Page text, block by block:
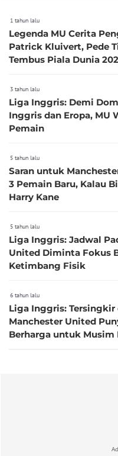
1 tahun lalu
Legenda MU Cerita
Patrick Kluivert, Pede
Tembus Piala Dunia
3 tahun lalu
Liga Inggris: Demi
Inggris dan Eropa, MU
Pemain
5 tahun lalu
Saran untuk
3 Pemain Baru, Kalau
Harry Kane
5 tahun lalu
Liga Inggris: Jadwal
United Diminta Fokus
Ketimbang Fisik
6 tahun lalu
Liga Inggris: Tersingkir
Manchester United
Berharga untuk Musim